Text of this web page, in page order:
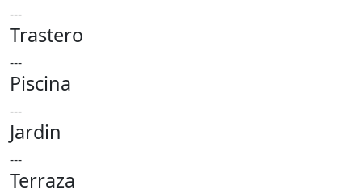
---
Trastero
---
Piscina
---
Jardin
---
Terraza